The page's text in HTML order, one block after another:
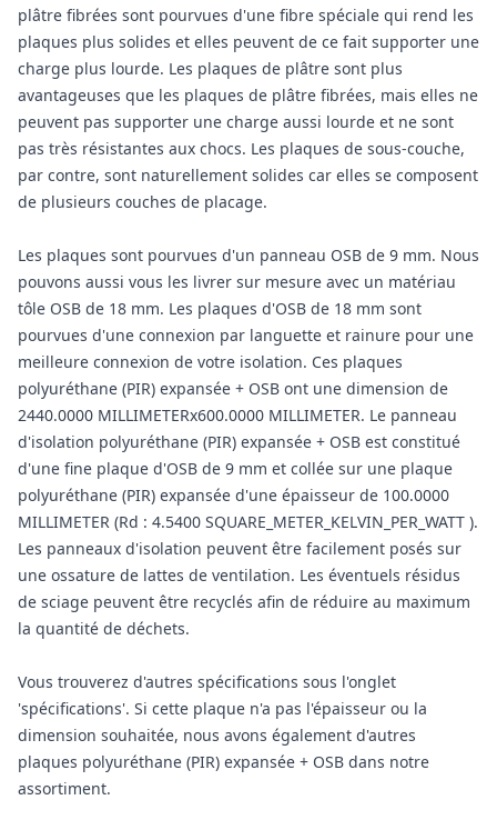
plâtre fibrées sont pourvues d'une fibre spéciale qui rend les
plaques plus solides et elles peuvent de ce fait supporter une
charge plus lourde. Les plaques de plâtre sont plus
avantageuses que les plaques de plâtre fibrées, mais elles ne
peuvent pas supporter une charge aussi lourde et ne sont
pas très résistantes aux chocs. Les plaques de sous-couche,
par contre, sont naturellement solides car elles se composent
de plusieurs couches de placage.
Les plaques sont pourvues d'un panneau OSB de 9 mm. Nous
pouvons aussi vous les livrer sur mesure avec un matériau
tôle OSB de 18 mm. Les plaques d'OSB de 18 mm sont
pourvues d'une connexion par languette et rainure pour une
meilleure connexion de votre isolation. Ces plaques
polyuréthane (PIR) expansée + OSB ont une dimension de
2440.0000 MILLIMETERx600.0000 MILLIMETER. Le panneau
d'isolation polyuréthane (PIR) expansée + OSB est constitué
d'une fine plaque d'OSB de 9 mm et collée sur une plaque
polyuréthane (PIR) expansée d'une épaisseur de 100.0000
MILLIMETER (Rd : 4.5400 SQUARE_METER_KELVIN_PER_WATT ).
Les panneaux d'isolation peuvent être facilement posés sur
une ossature de lattes de ventilation. Les éventuels résidus
de sciage peuvent être recyclés afin de réduire au maximum
la quantité de déchets.
Vous trouverez d'autres spécifications sous l'onglet
'spécifications'. Si cette plaque n'a pas l'épaisseur ou la
dimension souhaitée, nous avons également d'autres
plaques polyuréthane (PIR) expansée + OSB dans notre
assortiment.